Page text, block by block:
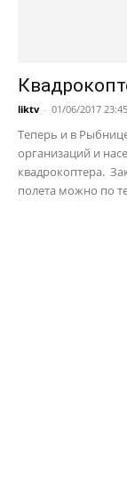
liktv - 01/06/2017 23:45
Теперь и в
организаций и
квадрокоптера.
полета можно по